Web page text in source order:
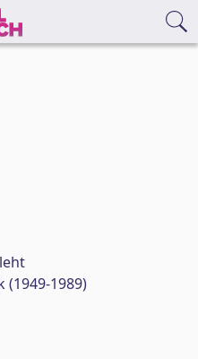
(1949-1989)